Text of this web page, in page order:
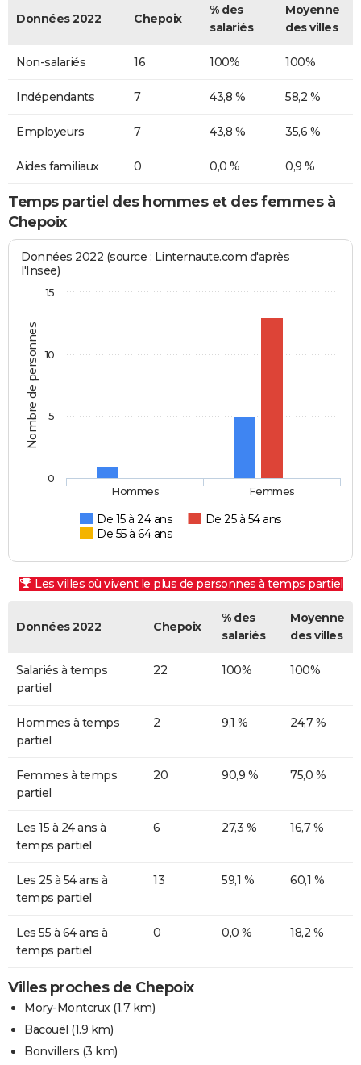
Données 2022 Chepoix
% des
salariés
Moyenne
des villes
Non-salariés 16 100% 100%
Indépendants 7 43,8 % 58,2 %
Employeurs 7 43,8 % 35,6 %
Aides familiaux 0 0,0 % 0,9 %
Temps partiel des hommes et des femmes à
Chepoix
Nombre de personnes
Données 2022 (source : Linternaute.com d'après
l'Insee)
De 15 à 24 ans
De 25 à 54 ans
De 55 à 64 ans
Hommes Femmes
0
5
10
15
Les villes où vivent le plus de personnes à temps partiel
Données 2022 Chepoix
% des
salariés
Moyenne
des villes
Salariés à temps
partiel
22 100% 100%
Hommes à temps
partiel
2 9,1 % 24,7 %
Femmes à temps
partiel
20 90,9 % 75,0 %
Les 15 à 24 ans à
temps partiel
6 27,3 % 16,7 %
Les 25 à 54 ans à
temps partiel
13 59,1 % 60,1 %
Les 55 à 64 ans à
temps partiel
0 0,0 % 18,2 %
Villes proches de Chepoix
Mory-Montcrux(1.7 km)
Bacouël (1.9 km)
Bonvillers (3 km)